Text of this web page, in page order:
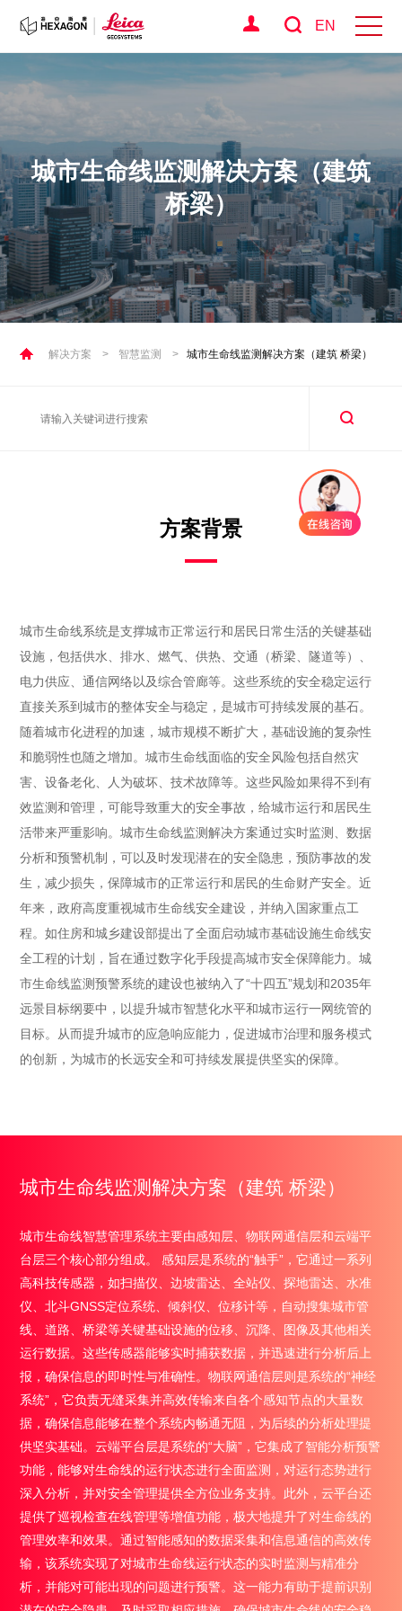
EN
城市生命线监测解决方案（建筑
桥梁）
解决方案 > 智慧监测 > 城市生命线监测解决方案（建筑 桥梁）
方案背景
城市生命线系统是支撑城市正常运行和居民日常生活的关键基础
设施，包括供水、排水、燃气、供热、交通（桥梁、隧道等）、
电力供应、通信网络以及综合管廊等。这些系统的安全稳定运行
直接关系到城市的整体安全与稳定，是城市可持续发展的基石。
随着城市化进程的加速，城市规模不断扩大，基础设施的复杂性
和脆弱性也随之增加。城市生命线面临的安全风险包括自然灾
害、设备老化、人为破坏、技术故障等。这些风险如果得不到有
效监测和管理，可能导致重大的安全事故，给城市运行和居民生
活带来严重影响。城市生命线监测解决方案通过实时监测、数据
分析和预警机制，可以及时发现潜在的安全隐患，预防事故的发
生，减少损失，保障城市的正常运行和居民的生命财产安全。近
年来，政府高度重视城市生命线安全建设，并纳入国家重点工
程。如住房和城乡建设部提出了全面启动城市基础设施生命线安
全工程的计划，旨在通过数字化手段提高城市安全保障能力。城
市生命线监测预警系统的建设也被纳入了“十四五”规划和2035年
远景目标纲要中，以提升城市智慧化水平和城市运行一网统管的
目标。从而提升城市的应急响应能力，促进城市治理和服务模式
的创新，为城市的长远安全和可持续发展提供坚实的保障。
城市生命线监测解决方案（建筑 桥梁）
城市生命线智慧管理系统主要由感知层、物联网通信层和云端平
台层三个核心部分组成。 感知层是系统的“触手”，它通过一系列
高科技传感器，如扫描仪、边坡雷达、全站仪、探地雷达、水准
仪、北斗GNSS定位系统、倾斜仪、位移计等，自动搜集城市管
线、道路、桥梁等关键基础设施的位移、沉降、图像及其他相关
运行数据。这些传感器能够实时捕获数据，并迅速进行分析后上
报，确保信息的即时性与准确性。物联网通信层则是系统的“神经
系统”，它负责无缝采集并高效传输来自各个感知节点的大量数
据，确保信息能够在整个系统内畅通无阻，为后续的分析处理提
供坚实基础。云端平台层是系统的“大脑”，它集成了智能分析预警
功能，能够对生命线的运行状态进行全面监测，对运行态势进行
深入分析，并对安全管理提供全方位业务支持。此外，云平台还
提供了巡视检查在线管理等增值功能，极大地提升了对生命线的
管理效率和效果。通过智能感知的数据采集和信息通信的高效传
输，该系统实现了对城市生命线运行状态的实时监测与精准分
析，并能对可能出现的问题进行预警。这一能力有助于提前识别